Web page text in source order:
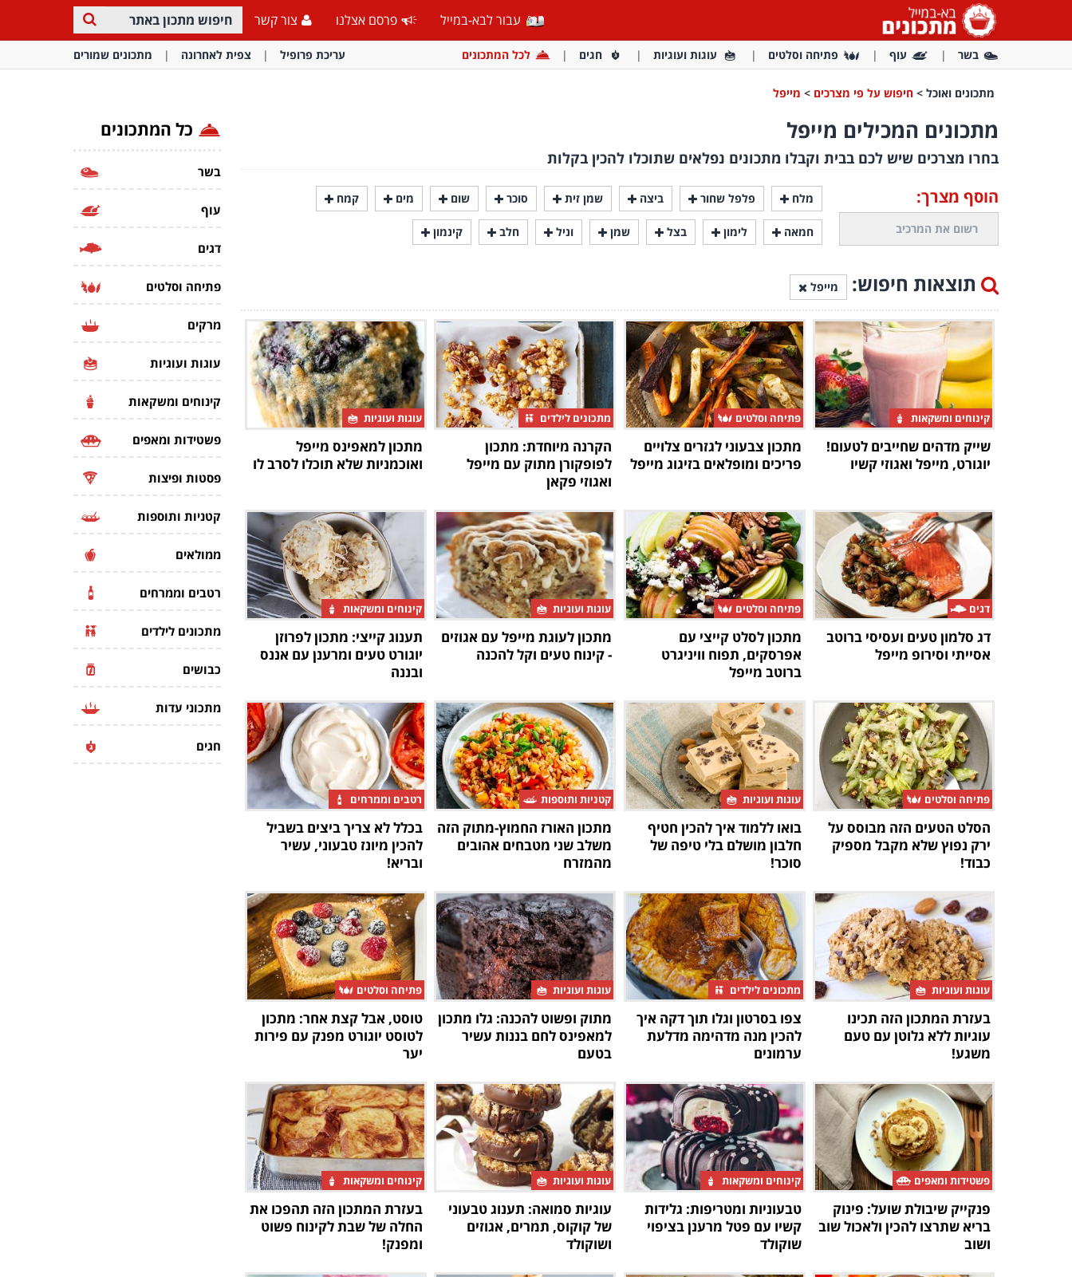
עבור לבא-במייל פרסם אצלנו צור קשר
בשר עוף פתיחה וסלטים עוגות ועוגיות חגים לכל המתכונים עריכת פרופיל צפית לאחרונה מתכונים שמורים
מתכונים ואוכל > חיפוש על פי מצרכים > מייפל
מתכונים המכילים מייפל
בחרו מצרכים שיש לכם בבית וקבלו מתכונים נפלאים שתוכלו להכין בקלות
הוסף מצרך: מלח פלפל שחור ביצה שמן זית סוכר שום מים קמח
חמאה לימון בצל שמן וניל חלב קינמון
תוצאות חיפוש: מייפל
קינוחים ומשקאות
שייק מדהים שחייבים לטעום!
יוגורט, מייפל ואגוזי קשיו
פתיחה וסלטים
מתכון צבעוני לגזרים צלויים
פריכים ומופלאים בזיגוג מייפל
מתכונים לילדים
הקרנה מיוחדת: מתכון
לפופקורן מתוק עם מייפל
ואגוזי פקאן
עוגות ועוגיות
מתכון למאפינס מייפל
ואוכמניות שלא תוכלו לסרב לו
דגים
דג סלמון טעים ועסיסי ברוטב
אסייתי וסירופ מייפל
פתיחה וסלטים
מתכון לסלט קייצי עם
אפרסקים, תפוח וויניגרט
ברוטב מייפל
עוגות ועוגיות
מתכון לעוגת מייפל עם אגוזים
- קינוח טעים וקל להכנה
קינוחים ומשקאות
תענוג קייצי: מתכון לפרוזן
יוגורט טעים ומרענן עם אננס
ובננה
פתיחה וסלטים
הסלט הטעים הזה מבוסס על
ירק נפוץ שלא מקבל מספיק
כבוד!
עוגות ועוגיות
בואו ללמוד איך להכין חטיף
חלבון מושלם בלי טיפה של
סוכר!
קטניות ותוספות
מתכון האורז החמוץ-מתוק הזה
משלב שני מטבחים אהובים
מהמזרח
רטבים וממרחים
בכלל לא צריך ביצים בשביל
להכין מיונז טבעוני, עשיר
ובריא!
עוגות ועוגיות
בעזרת המתכון הזה תכינו
עוגיות ללא גלוטן עם טעם
משגע!
מתכונים לילדים
צפו בסרטון וגלו תוך דקה איך
להכין מנה מדהימה מדלעת
ערמונים
עוגות ועוגיות
מתוק ופשוט להכנה: גלו מתכון
למאפינס לחם בננות עשיר
בטעם
פתיחה וסלטים
טוסט, אבל קצת אחר: מתכון
לטוסט יוגורט מפנק עם פירות
יער
פשטידות ומאפים
פנקייק שיבולת שועל: פינוק
בריא שתרצו להכין ולאכול שוב
ושוב
קינוחים ומשקאות
טבעוניות ומטריפות: גלידות
קשיו עם פטל מרענן בציפוי
שוקולד
עוגות ועוגיות
עוגיות סמואה: תענוג טבעוני
של קוקוס, תמרים, אגוזים
ושוקולד
קינוחים ומשקאות
בעזרת המתכון הזה תהפכו את
החלה של שבת לקינוח פשוט
ומפנק!
כל המתכונים
בשר
עוף
דגים
פתיחה וסלטים
מרקים
עוגות ועוגיות
קינוחים ומשקאות
פשטידות ומאפים
פסטות ופיצות
קטניות ותוספות
ממולאים
רטבים וממרחים
מתכונים לילדים
כבושים
מתכוני עדות
חגים